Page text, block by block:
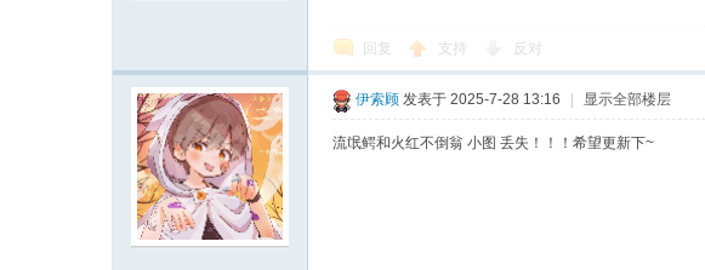
回复 支持 反对
伊索顾 发表于 2025-7-28 13:16 | 显示全部楼层
流氓鳄和火红不倒翁 小图 丢失！！！希望更新下~